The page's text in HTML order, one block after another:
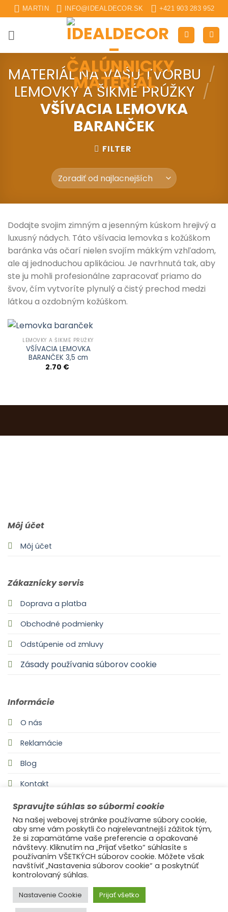
Skip
to
content
MARTIN INFO@IDEALDECOR.SK +421 903 283 952
MATERIÁL NA VAŠU TVORBU /
LEMOVKY A ŠIKMÉ PRÚŽKY /
VŠÍVACIA LEMOVKA
BARANČEK
FILTER
Dodajte svojim zimným a jesenným kúskom hrejivý a
luxusný nádych. Táto všívacia lemovka s kožúškom
baránka vás očarí nielen svojím mäkkým vzhľadom,
ale aj jednoduchou aplikáciou. Je navrhnutá tak, aby
ste ju mohli profesionálne zapracovať priamo do
švov, čím vytvoríte plynulý a čistý prechod medzi
látkou a ozdobným kožúškom.
LEMOVKY A ŠIKMÉ PRÚŽKY
VŠÍVACIA LEMOVKA
BARANČEK 3,5 cm
2.70 €
Môj účet
Môj účet
Zákaznícky servis
Doprava a platba
Obchodné podmienky
Odstúpenie od zmluvy
Zásady používania súborov cookie
Informácie
O nás
Reklamácie
Blog
Kontakt
©2021Ufonaut - Webcreation
Spravujte súhlas so súbormi cookie
Na našej webovej stránke používame súbory cookie,
aby sme vám poskytli čo najrelevantnejší zážitok tým,
že si zapamätáme vaše preferencie a opakované
návštevy. Kliknutím na „Prijať všetko“ súhlasíte s
používaním VŠETKÝCH súborov cookie. Môžete však
navštíviť „Nastavenia súborov cookie“ a poskytnúť
kontrolovaný súhlas.
Nastavenie Cookie Prijať všetko